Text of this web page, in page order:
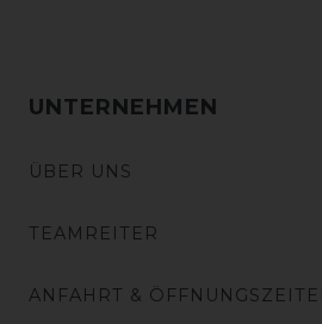
UNTERNEHMEN
ÜBER UNS
TEAMREITER
ANFAHRT &